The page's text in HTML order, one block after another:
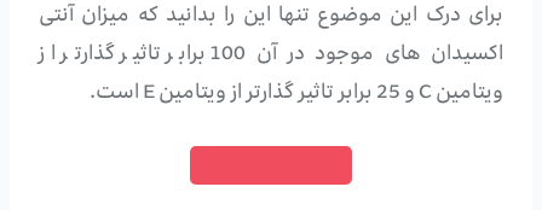
برای درک این موضوع تنها این را بدانید که میزان آنتی
اکسیدان های موجود در آن 100 برابر تاثیر گذارتر از
ویتامین C و 25 برابر تاثیر گذارتر از ویتامین E است.